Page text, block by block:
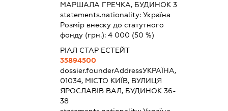
МАРШАЛА ГРЕЧКА, БУДИНОК 3
statements.nationality:Україна
Розмір внеску до статутного
фонду (грн.):4 000 (50 %)
РІАЛ СТАР ЕСТЕЙТ
35894500
dossier.founderAddressУКРАЇНА,
01034, МІСТО КИЇВ, ВУЛИЦЯ
ЯРОСЛАВІВ ВАЛ, БУДИНОК 36-
38